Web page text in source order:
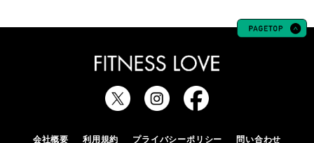
会社概要 利用規約 プライバシーポリシー 問い合わせ